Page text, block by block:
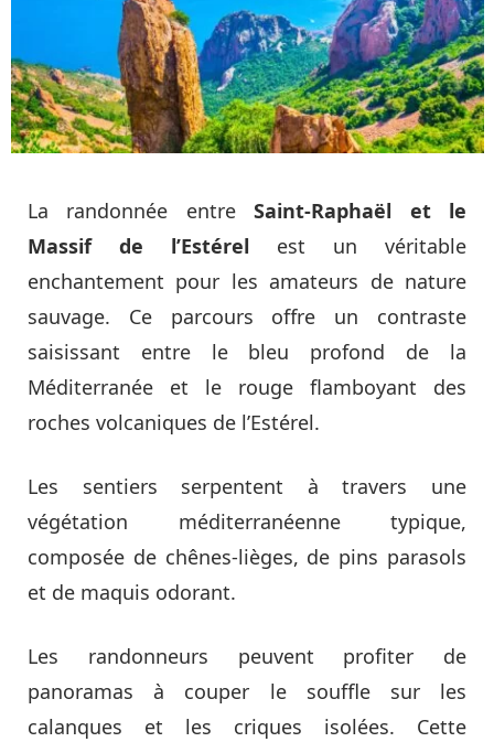
La randonnée entreSaint-Raphaël et le
Massif de l’Estérel est un véritable
enchantement pour les amateurs de nature
sauvage. Ce parcours offre un contraste
saisissant entre le bleu profond de la
Méditerranée et le rouge flamboyant des
roches volcaniques de l’Estérel.
Les sentiers serpentent à travers une
végétation méditerranéenne typique,
composée de chênes-lièges, de pins parasols
et de maquis odorant.
Les randonneurs peuvent profiter de
panoramas à couper le souffle sur les
calanques et les criques isolées. Cette